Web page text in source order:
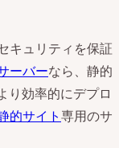
キュリティを保証
ーバーなら、静的
り効率的にデプロ
的サイト専用のサ